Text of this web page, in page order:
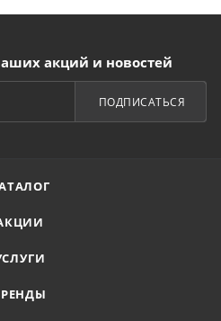
акций и новостей
ПОДПИСАТЬСЯ